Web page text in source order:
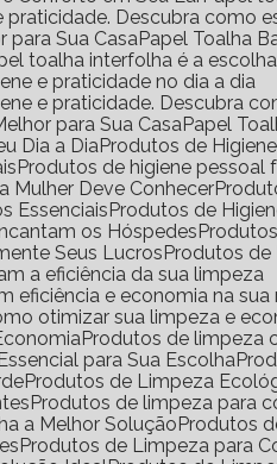
praticidade. Descubra como
para Sua Casa Papel Toalha
toalha interfolha é a
e praticidade no dia a dia
e praticidade. Descubra
para Sua Casa Papel
Dia a Dia Produtos de
Produtos de higiene
Mulher Deve Conhecer
Essenciais
Produtos de
os Hóspedes
Seus Lucros
Produtos
a eficiência da sua limpeza
eficiência e economia na sua
otimizar sua limpeza e
Produtos de
para Sua Escolha
Produtos de Limpeza
Produtos de limpeza para
a Melhor Solução
Produtos
Produtos de Limpeza para